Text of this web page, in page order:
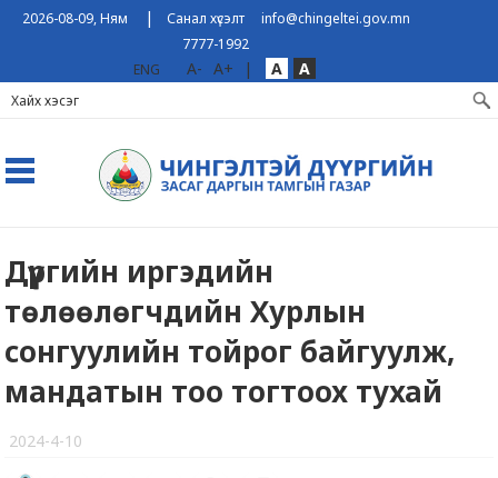
2026-08-09, Ням | Санал хүсэлт
info@chingeltei.gov.mn
7777-1992
ENG
A- A+ | A A
Дүүргийн иргэдийн
төлөөлөгчдийн Хурлын
сонгуулийн тойрог байгуулж,
мандатын тоо тогтоох тухай
2024-4-10